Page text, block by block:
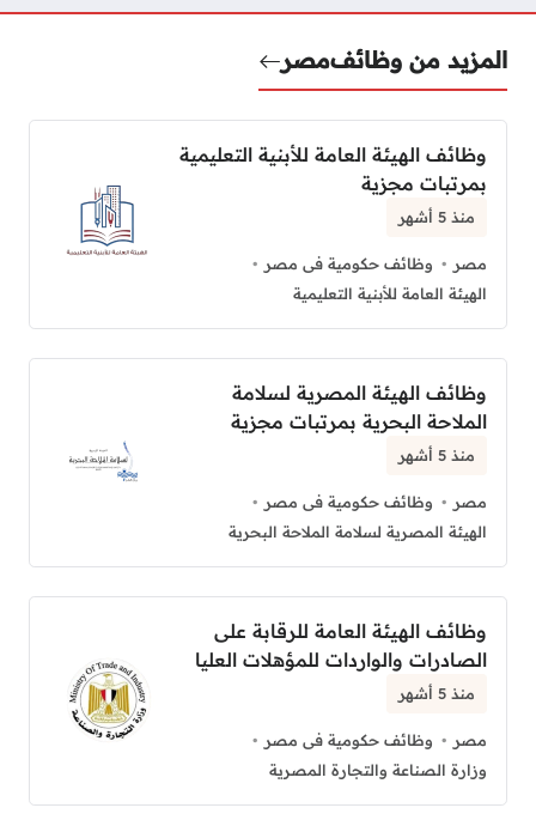
المزيد من وظائفمصر
وظائف الهيئة العامة للأبنية التعليمية
بمرتبات مجزية
منذ 5 أشهر
مصر
وظائف حكومية فى مصر
الهيئة العامة للأبنية التعليمية
وظائف الهيئة المصرية لسلامة
الملاحة البحرية بمرتبات مجزية
منذ 5 أشهر
مصر
وظائف حكومية فى مصر
الهيئة المصرية لسلامة الملاحة البحرية
وظائف الهيئة العامة للرقابة على
الصادرات والواردات للمؤهلات العليا
منذ 5 أشهر
مصر
وظائف حكومية فى مصر
وزارة الصناعة والتجارة المصرية